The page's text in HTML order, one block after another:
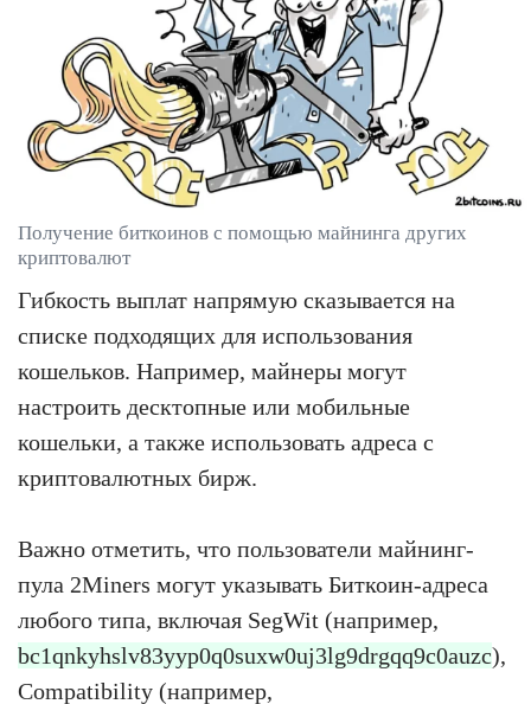
Получение биткоинов с помощью майнинга других
криптовалют
Гибкость выплат напрямую сказывается на
списке подходящих для использования
кошельков. Например, майнеры могут
настроить десктопные или мобильные
кошельки, а также использовать адреса с
криптовалютных бирж.
Важно отметить, что пользователи майнинг-
пула 2Miners могут указывать Биткоин-адреса
любого типа, включая SegWit (например,
bc1qnkyhslv83yyp0q0suxw0uj3lg9drgqq9c0auzc),
Compatibility (например,